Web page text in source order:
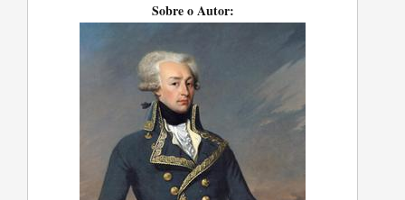
Sobre o Autor: